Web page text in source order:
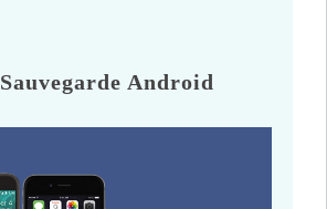
Sauvegarde Android